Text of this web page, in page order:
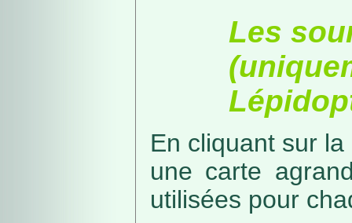
Les
En cliquant sur
une carte
utilisées pour